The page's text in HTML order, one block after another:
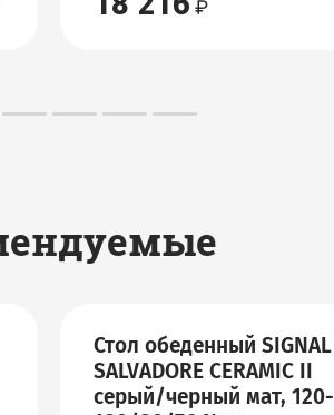
Стол обеденный SIGNAL
SALVADORE CERAMIC II
серый/черный мат, 120-